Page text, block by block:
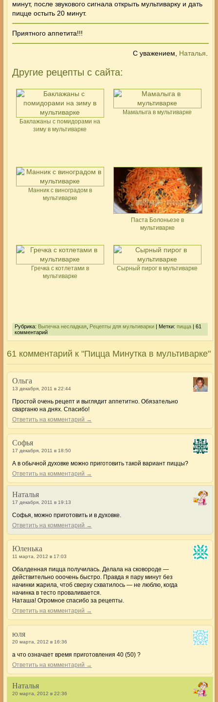
минут, после звукового сигнала открыть мультиварку и дать
пицце остыть 20 минут.
Приятного аппетита!!!
С уважением, Наталья
Другие рецепты с сайта:
Баклажаны с помидорами на
зиму в мультиварке
Мамалыга в мультиварке
Манник с виноградом в
мультиварке
Паста Болоньезе в
мультиварке
Гречка с котлетами в
мультиварке
Сырный пирог в мультиварке
Рубрика: Выпечка несладкая, Рецепты для мультиварки| Метки: пицца| 61
комментарий
61 комментарий к "Пицца Минутка в мультиварке"
Ольга
13 декабря, 2011 в 22:44
Простой очень рецепт и выглядит аппетитно. Обязательно
сварганю на днях. Спасибо!
Ответить на комментарий →
Софья
17 декабря, 2011 в 18:50
А в обычной духовке можно приготовить такой вариант пиццы?
Ответить на комментарий →
Наталья
17 декабря, 2011 в 19:13
Софья, можно приготовить и в духовке.
Ответить на комментарий →
Юленька
11 марта, 2012 в 17:03
Обалденная пицца получилась. Делала на сковороде —
действительно ооочень быстро. Правда я пару минут без
начинки жарила, чтоб сверху схватилось — не люблю, когда
начинка в тесто проваливается.
Наташа! Огромное спасибо за рецепты.
Ответить на комментарий →
юля
20 марта, 2012 в 16:36
а что означает время приготовления 40 (50) ?
Ответить на комментарий →
Наталья
20 марта, 2012 в 22:36